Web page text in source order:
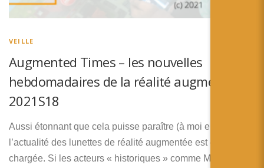
VEILLE
Augmented Times – les nouvelles
hebdomadaires de la réalité augmentée –
2021S18
Aussi étonnant que cela puisse paraître (à moi en tout cas)
l’actualité des lunettes de réalité augmentée est encore
chargée. Si les acteurs « historiques » comme Magic Leap